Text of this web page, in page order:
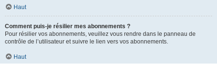
Haut
Comment puis-je résilier mes abonnements ?
Pour résilier vos abonnements, veuillez vous rendre dans le panneau de
contrôle de l’utilisateur et suivre le lien vers vos abonnements.
Haut